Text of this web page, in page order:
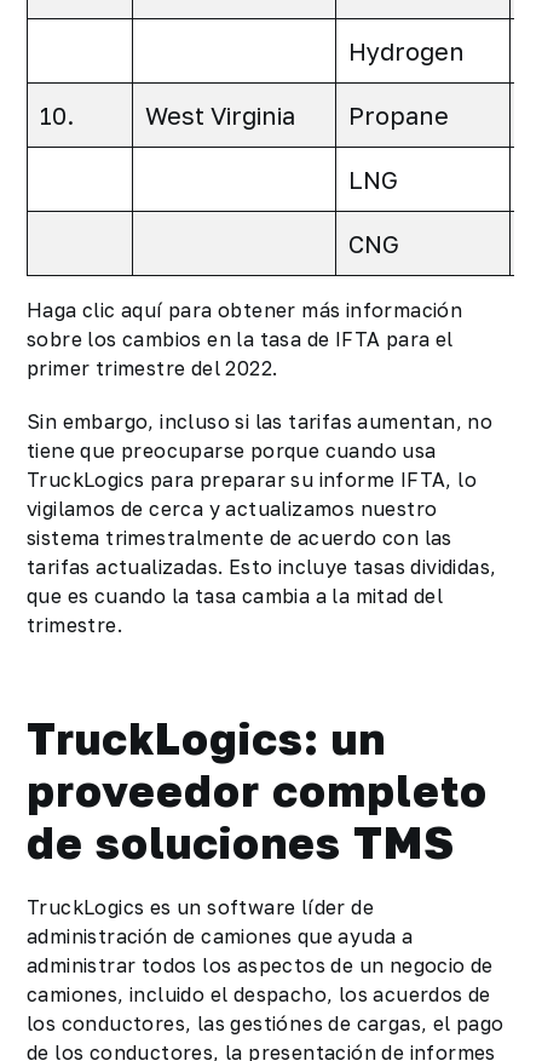
Hydrogen
10. West Virginia Propane
LNG
CNG
Haga clic aquí para obtener más información
sobre los cambios en la tasa de IFTA para el
primer trimestre del 2022.
Sin embargo, incluso si las tarifas aumentan, no
tiene que preocuparse porque cuando usa
TruckLogics para preparar su informe IFTA, lo
vigilamos de cerca y actualizamos nuestro
sistema trimestralmente de acuerdo con las
tarifas actualizadas. Esto incluye tasas divididas,
que es cuando la tasa cambia a la mitad del
trimestre.
TruckLogics: un
proveedor completo
de soluciones TMS
TruckLogics es un software líder de
administración de camiones que ayuda a
administrar todos los aspectos de un negocio de
camiones, incluido el despacho, los acuerdos de
los conductores, las gestiónes de cargas, el pago
de los conductores, la presentación de informes